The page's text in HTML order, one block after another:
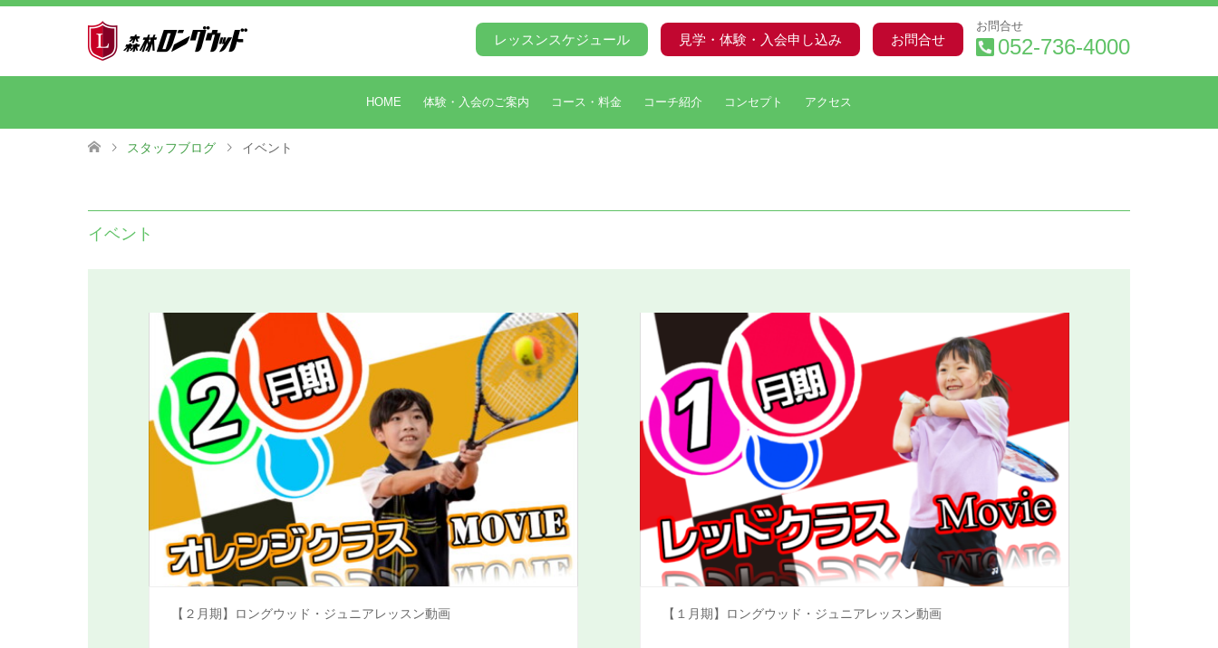
レッスンスケジュール 見学・体験・入会申し込み お問合せ
お問合せ
052-736-4000
HOME 体験・入会のご案内 コース・料金 コーチ紹介 コンセプト アクセス
スタッフブログ イベント
イベント
【２月期】ロングウッド・ジュニアレッスン動画 【１月期】ロングウッド・ジュニアレッスン動画